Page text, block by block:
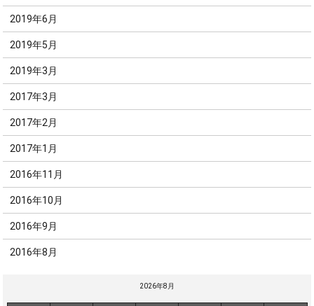
2019年6月
2019年5月
2019年3月
2017年3月
2017年2月
2017年1月
2016年11月
2016年10月
2016年9月
2016年8月
2026年8月